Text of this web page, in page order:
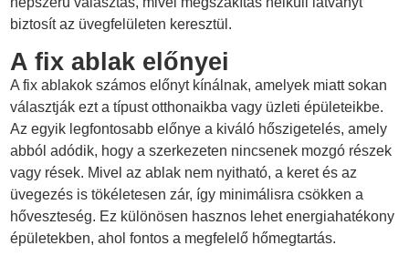
biztosít az üvegfelületen keresztül.
A fix ablak előnyei
A fix ablakok számos előnyt kínálnak, amelyek miatt sokan
választják ezt a típust otthonaikba vagy üzleti épületeikbe.
Az egyik legfontosabb előnye a kiváló hőszigetelés, amely
abból adódik, hogy a szerkezeten nincsenek mozgó részek
vagy rések. Mivel az ablak nem nyitható, a keret és az
üvegezés is tökéletesen zár, így minimálisra csökken a
hőveszteség. Ez különösen hasznos lehet energiahatékony
épületekben, ahol fontos a megfelelő hőmegtartás.